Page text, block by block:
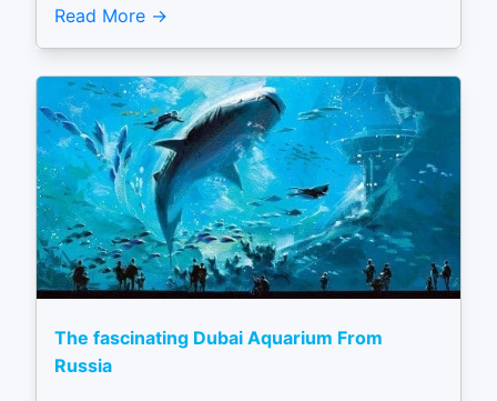
Read More
The fascinating Dubai Aquarium From
Russia